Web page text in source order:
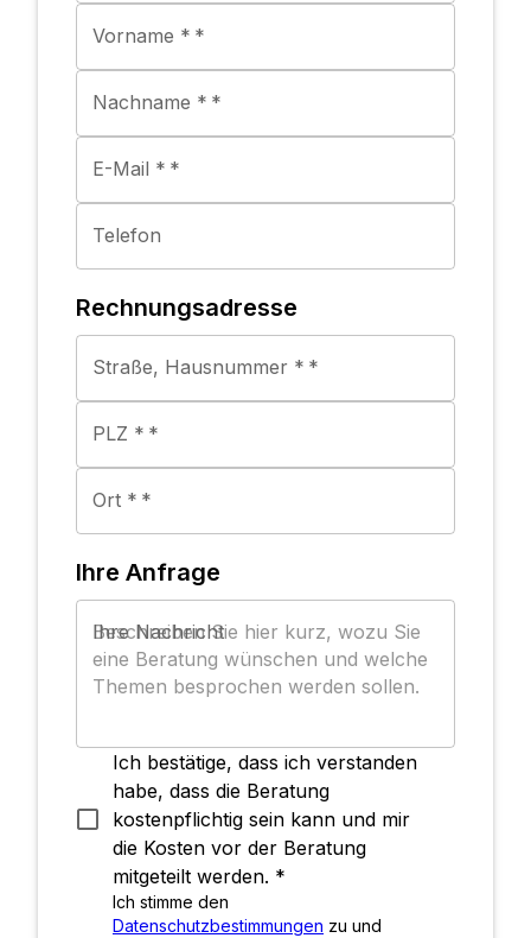
Vorname * *
Nachname * *
E-Mail * *
Telefon
Rechnungsadresse
Straße, Hausnummer * *
PLZ * *
Ort * *
Ihre Anfrage
Ihre Nachricht
Ich bestätige, dass ich verstanden
habe, dass die Beratung
kostenpflichtig sein kann und mir
die Kosten vor der Beratung
mitgeteilt werden. *
Ich stimme den
Datenschutzbestimmungen zu und